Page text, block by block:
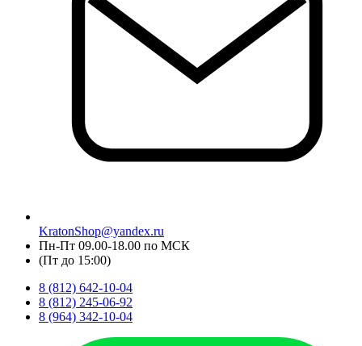
KratonShop@yandex.ru
Пн-Пт 09.00-18.00 по МСК
(Пт до 15:00)
8 (812) 642-10-04
8 (812) 245-06-92
8 (964) 342-10-04